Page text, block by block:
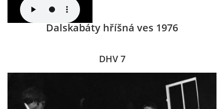
O NÁS
Dalskabáty hříšná ves 1976
DHV 7